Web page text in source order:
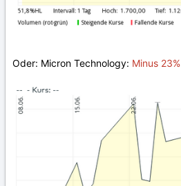
Oder: Micron Technology: Minus 23%